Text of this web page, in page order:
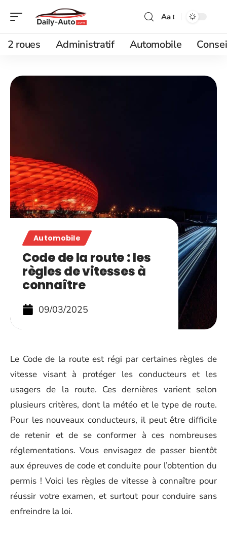
Aa
2 roues Administratif Automobile
Automobile
Code de la route : les
règles de vitesses à
connaître
09/03/2025
Le Code de la route est régi par certaines règles de
vitesse visant à protéger les conducteurs et les
usagers de la route. Ces dernières varient selon
plusieurs critères, dont la météo et le type de route.
Pour les nouveaux conducteurs, il peut être difficile
de retenir et de se conformer à ces nombreuses
réglementations. Vous envisagez de passer bientôt
aux épreuves de code et conduite pour l’obtention du
permis ! Voici les règles de vitesse à connaître pour
réussir votre examen, et surtout pour conduire sans
enfreindre la loi.